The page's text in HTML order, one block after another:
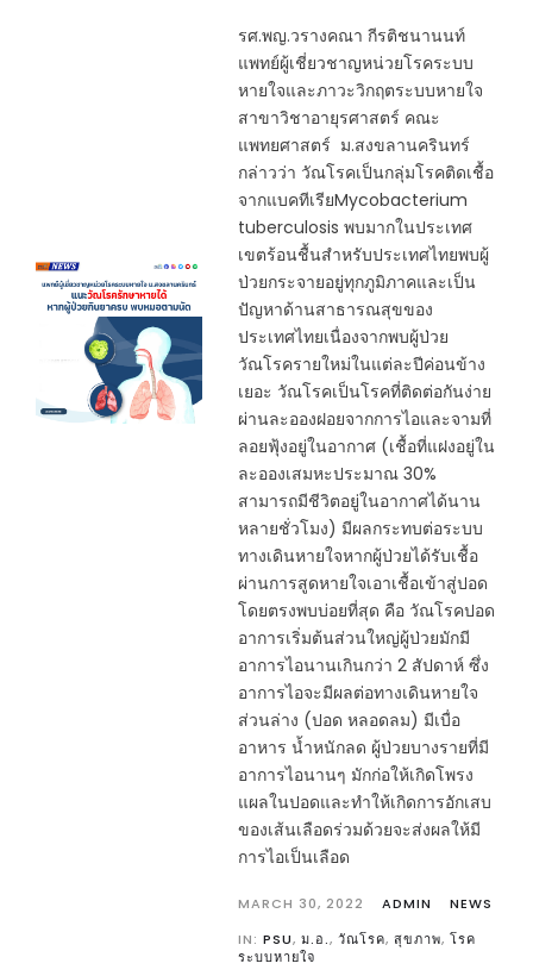
รศ.พญ.วรางคณา กีรติชนานนท์
แพทย์ผู้เชี่ยวชาญหน่วยโรคระบบ
หายใจและภาวะวิกฤตระบบหายใจ
สาขาวิชาอายุรศาสตร์ คณะ
แพทยศาสตร์ ม.สงขลานครินทร์
กล่าวว่า วัณโรคเป็นกลุ่มโรคติดเชื้อ
จากแบคทีเรียMycobacterium
tuberculosis พบมากในประเทศ
เขตร้อนชื้นสำหรับประเทศไทยพบผู้
ป่วยกระจายอยู่ทุกภูมิภาคและเป็น
ปัญหาด้านสาธารณสุขของ
ประเทศไทยเนื่องจากพบผู้ป่วย
วัณโรครายใหม่ในแต่ละปีค่อนข้าง
เยอะ วัณโรคเป็นโรคที่ติดต่อกันง่าย
ผ่านละอองฝอยจากการไอและจามที่
ลอยฟุ้งอยู่ในอากาศ (เชื้อที่แฝงอยู่ใน
ละอองเสมหะประมาณ 30%
สามารถมีชีวิตอยู่ในอากาศได้นาน
หลายชั่วโมง) มีผลกระทบต่อระบบ
ทางเดินหายใจหากผู้ป่วยได้รับเชื้อ
ผ่านการสูดหายใจเอาเชื้อเข้าสู่ปอด
โดยตรงพบบ่อยที่สุด คือ วัณโรคปอด
อาการเริ่มต้นส่วนใหญ่ผู้ป่วยมักมี
อาการไอนานเกินกว่า 2 สัปดาห์ ซึ่ง
อาการไอจะมีผลต่อทางเดินหายใจ
ส่วนล่าง (ปอด หลอดลม) มีเบื่อ
อาหาร น้ำหนักลด ผู้ป่วยบางรายที่มี
อาการไอนานๆ มักก่อให้เกิดโพรง
แผลในปอดและทำให้เกิดการอักเสบ
ของเส้นเลือดร่วมด้วยจะส่งผลให้มี
การไอเป็นเลือด
MARCH 30, 2022 ADMIN
NEWS
IN: PSU, ม.อ., วัณโรค, สุขภาพ, โรค
ระบบหายใจ